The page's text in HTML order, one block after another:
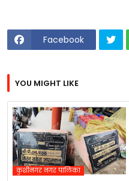
Facebook
YOU MIGHT LIKE
कुशीनगर नगर पालिका